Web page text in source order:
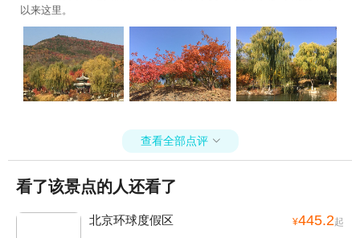
以来这里。
查看全部点评 
看了该景点的人还看了
北京环球度假区 ¥445.2起